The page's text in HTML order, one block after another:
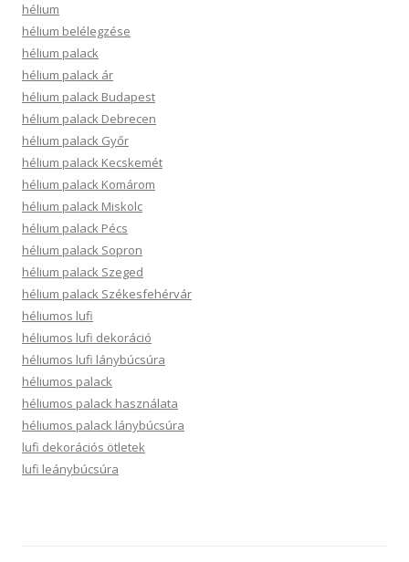
hélium
hélium belélegzése
hélium palack
hélium palack ár
hélium palack Budapest
hélium palack Debrecen
hélium palack Győr
hélium palack Kecskemét
hélium palack Komárom
hélium palack Miskolc
hélium palack Pécs
hélium palack Sopron
hélium palack Szeged
hélium palack Székesfehérvár
héliumos lufi
héliumos lufi dekoráció
héliumos lufi lánybúcsúra
héliumos palack
héliumos palack használata
héliumos palack lánybúcsúra
lufi dekorációs ötletek
lufi leánybúcsúra